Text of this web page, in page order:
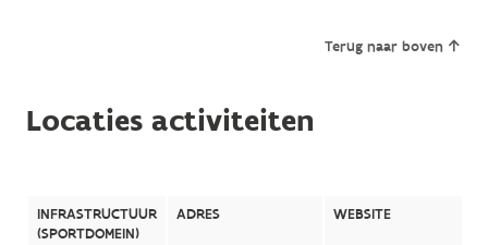
Terug naar boven
Locaties activiteiten
INFRASTRUCTUUR
(SPORTDOMEIN)
ADRES WEBSITE